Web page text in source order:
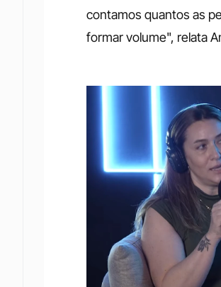
contamos quantos as
formar volume", relata